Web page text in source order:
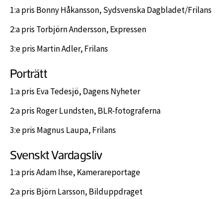
1:a pris Bonny Håkansson, Sydsvenska Dagbladet/Frilans
2:a pris Torbjörn Andersson, Expressen
3:e pris Martin Adler, Frilans
Porträtt
1:a pris Eva Tedesjö, Dagens Nyheter
2:a pris Roger Lundsten, BLR-fotograferna
3:e pris Magnus Laupa, Frilans
Svenskt Vardagsliv
1:a pris Adam Ihse, Kamerareportage
2:a pris Björn Larsson, Bilduppdraget